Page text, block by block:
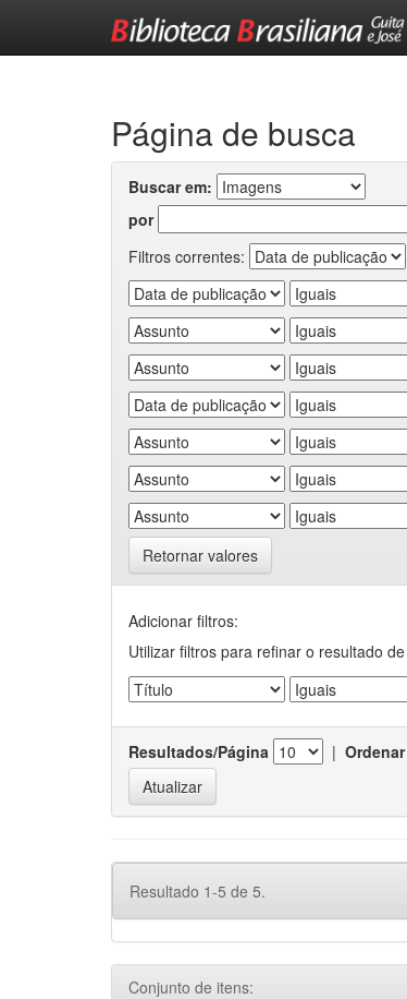
Página de busca
Buscar em:
por
Filtros correntes:
Retornar valores
Adicionar filtros:
Utilizar filtros para refinar o resultado
Resultados/Página |
Resultado 1-5 de 5.
Conjunto de itens: